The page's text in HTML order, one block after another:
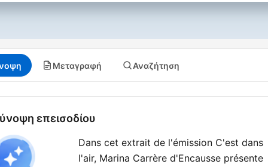
Μεταγραφή Αναζήτηση
επεισοδίου
Dans cet extrait de l'émission C'est dans
l'air, Marina Carrère d'Encausse présente